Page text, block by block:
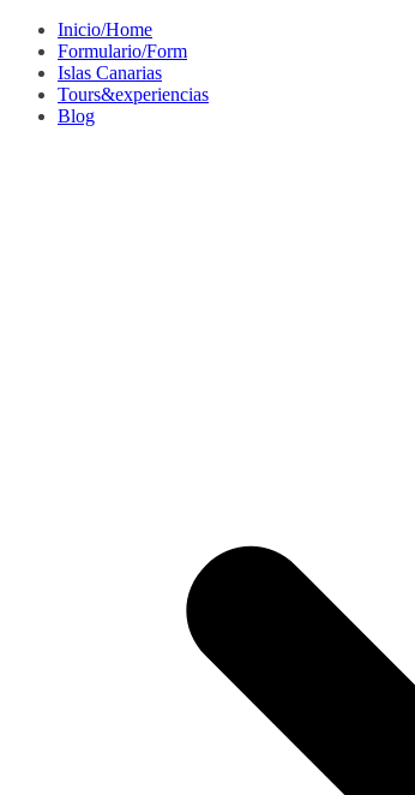
Saltar
contenido
Inicio/Home
Formulario/Form
Islas Canarias
Tours&experiencias
Blog